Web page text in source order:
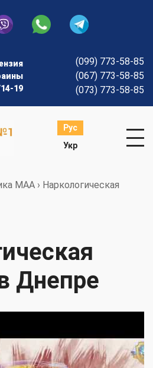
19
(099) 773-58-85
(067) 773-58-85
(073) 773-58-85
Рус
Укр
МАА › Наркологическая
Днепре